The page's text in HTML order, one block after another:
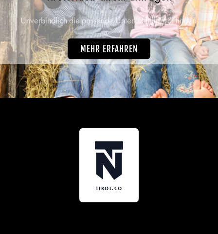
Unverbindlich die passende Unterkunft in Tirol finden.
MEHR ERFAHREN
TIROL.CO